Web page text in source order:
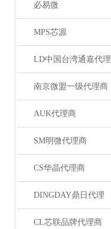
必易微
MPS芯源
LD中国台湾通嘉代理
南京微盟一级代理商
AUK代理商
SM明微代理商
CS华晶代理商
DINGDAY鼎日代理
CL芯联品牌代理商